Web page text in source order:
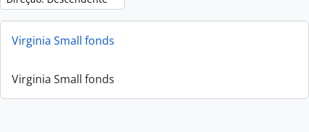
Virginia Small fonds
Virginia Small fonds